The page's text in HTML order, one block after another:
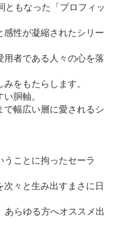
ともなった「プロフィッ
性が凝縮されたシリー
者である人々の心を落
をもたらします。
胴軸。
幅広い層に愛されるシ
うことに拘ったセーラ
々と生み出すまさに日
あらゆる方へオススメ出